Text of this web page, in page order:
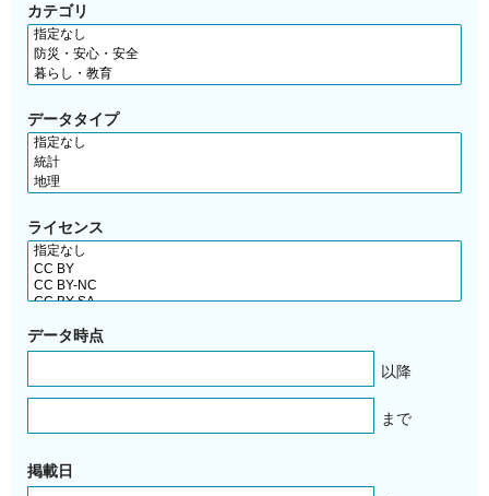
カテゴリ
データタイプ
ライセンス
データ時点
以降
まで
掲載日